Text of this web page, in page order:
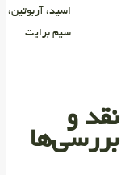
اسید، آربوتین،
سیم برایت
نقد و
بررسی‌ها